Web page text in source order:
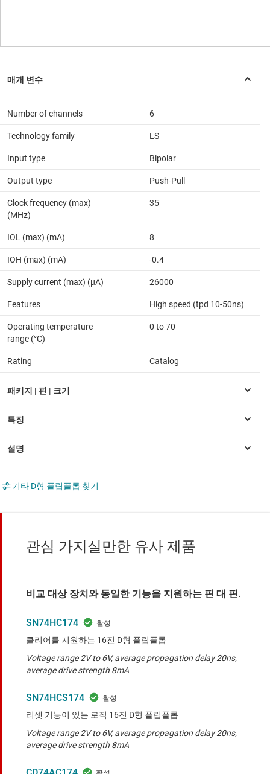
Number of channels 6
Technology family LS
Input type Bipolar
Output type Push-Pull
Clock frequency (max)
(MHz)
35
IOL (max) (mA) 8
IOH (max) (mA) -0.4
Supply current (max) (µA) 26000
Features High speed (tpd 10-50ns)
Operating temperature
range (°C)
0 to 70
Rating Catalog
기타 D형 플립플롭 찾기
관심 가지실만한 유사 제품
비교 대상 장치와 동일한 기능을 지원하는 핀 대 핀.
SN74HC174
클리어를 지원하는 16진 D형 플립플롭
Voltage range 2V to 6V, average propagation delay 20ns,
average drive strength 8mA
SN74HCS174
리셋 기능이 있는 로직 16진 D형 플립플롭
Voltage range 2V to 6V, average propagation delay 20ns,
average drive strength 8mA